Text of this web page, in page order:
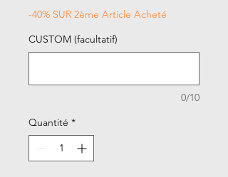
-40% SUR 2ème Article Acheté
CUSTOM (facultatif)
0/10
Quantité *